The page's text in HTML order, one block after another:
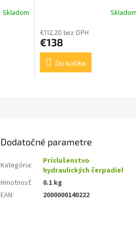
Skladom Skladom
€112,20 bez DPH
€138
Do košíka
Dodatočné parametre
Kategória:
Príslušenstvo
hydraulických čerpadiel
Hmotnosť:
0.1 kg
EAN: 2000000140222